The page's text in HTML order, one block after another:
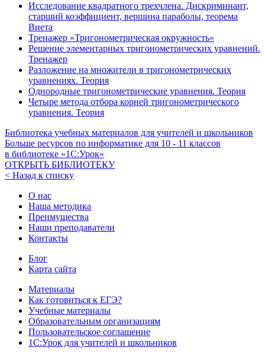
Исследование квадратного трехчлена. Дискриминант,
старший коэффициент, вершина параболы, теорема
Виета
Тренажер «Тригонометрическая окружность»
Решение элементарных тригонометрических уравнений.
Тренажер
Разложение на множители в тригонометрических
уравнениях. Теория
Однородные тригонометрические уравнения. Теория
Четыре метода отбора корней тригонометрического
уравнения. Теория
Библиотека учебных материалов для учителей и школьников
Больше ресурсов по информатике для 10 - 11 классов
в библиотеке «1С:Урок»
ОТКРЫТЬ БИБЛИОТЕКУ
< Назад к списку
О нас
Наша методика
Преимущества
Наши преподаватели
Контакты
Блог
Карта сайта
Материалы
Как готовиться к ЕГЭ?
Учебные материалы
Образовательным организациям
Пользовательское соглашение
1С:Урок для учителей и школьников